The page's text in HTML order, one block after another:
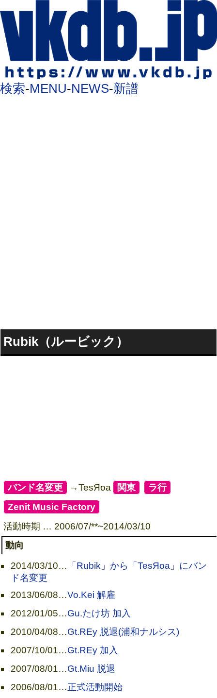
検索-MENU-NEWS-新譜
Rubik（ルービック）
[バンド名変更 →TesЯoa 関東 ラ行]
Zenit Music Factory
活動時期 … 2006/07/**~2014/03/10
動向
2014/03/10… 「Rubik」から「TesЯoa」にバン
ド名変更
2013/06/08…Vo.Kei 解雇
2012/01/05…Gu.たけ坊 加入
2010/04/08…Gt.REy 脱退(浦和ナルシス)
2007/10/01…Gt.REy 加入
2007/08/01…Gt.Miu 脱退
2006/08/01…正式活動開始